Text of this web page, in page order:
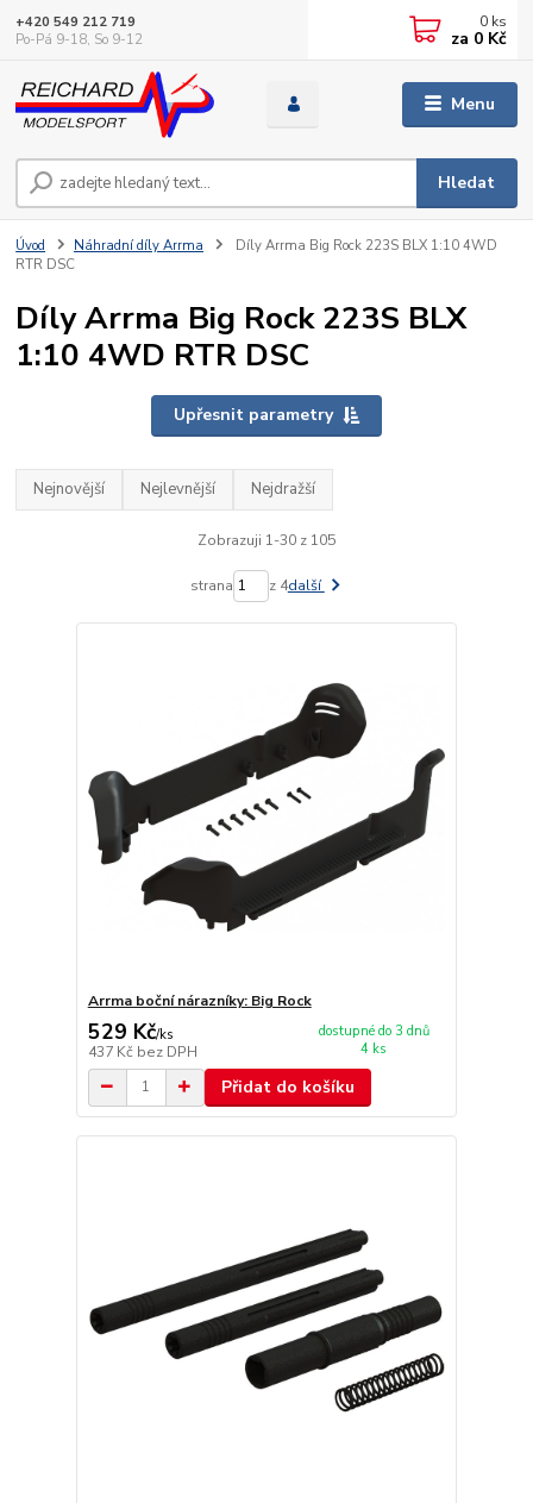
Menu
Hledat
+420 549 212 719
Po-Pá 9-18, So 9-12
0 ks
za 0 Kč
Úvod Náhradní díly Arrma
Díly Arrma Big Rock 223S BLX 1:10 4WD
RTR DSC
Díly Arrma Big Rock 223S BLX
1:10 4WD RTR DSC
Upřesnit parametry
Nejnovější Nejlevnější Nejdražší
Zobrazuji 1-30 z 105
strana z 4další
Arrma boční nárazníky: Big Rock
529 Kč/ks
437 Kč bez DPH
dostupné do 3 dnů
4 ks
Přidat do košíku